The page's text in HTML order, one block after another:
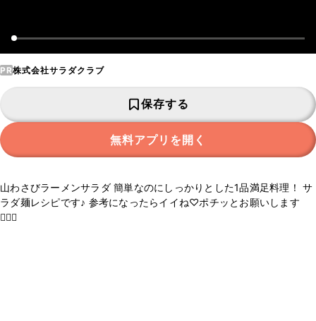
PR株式会社サラダクラブ
保存する
無料アプリを開く
山わさびラーメンサラダ 簡単なのにしっかりとした1品満足料理！ サ
ラダ麺レシピです♪ 参考になったらイイね♡ポチッとお願いします
🙇🏻‍♂️